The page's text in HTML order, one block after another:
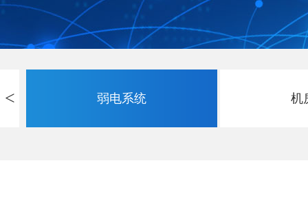
弱电系统 机
<